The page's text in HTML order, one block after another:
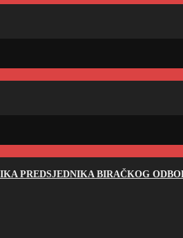
PREDSJEDNIKA BIRAČKOG